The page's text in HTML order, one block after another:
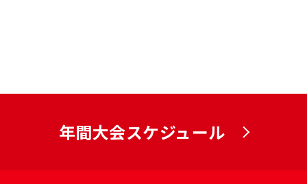
年間大会スケジュール